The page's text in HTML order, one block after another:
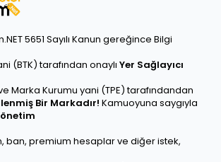
5651 Sayılı Kanun gereğince Bilgi
(BTK) tarafından onaylı Yer Sağlayıcı
Marka Kurumu yani (TPE) tarafındandan
Bir Markadır! Kamuoyuna saygıyla
ban, premium hesaplar ve diğer istek,